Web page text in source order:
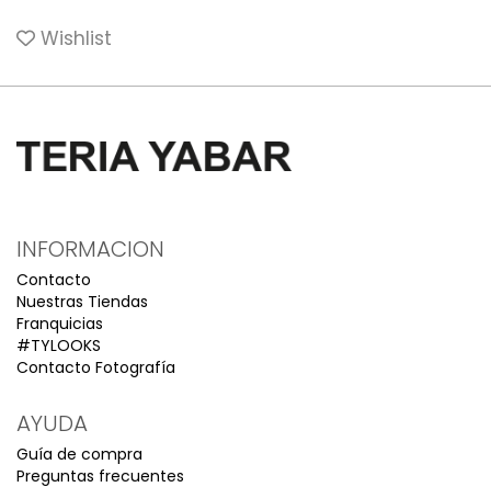
Wishlist
INFORMACION
Contacto
Nuestras Tiendas
Franquicias
#TYLOOKS
Contacto Fotografía
AYUDA
Guía de compra
Preguntas frecuentes